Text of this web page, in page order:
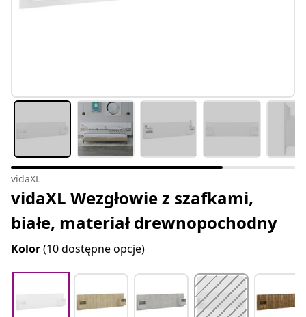
vidaXL
vidaXL Wezgłowie z szafkami,
białe, materiał drewnopochodny
Kolor(10 dostępne opcje)